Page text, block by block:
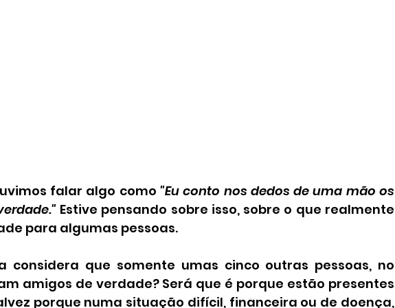
falar algo como "Eu conto nos dedos de uma mão os
Estive pensando sobre isso, sobre o que realmente
para algumas pessoas.
considera que somente umas cinco outras pessoas, no
amigos de verdade? Será que é porque estão presentes
porque numa situação difícil, financeira ou de doença,